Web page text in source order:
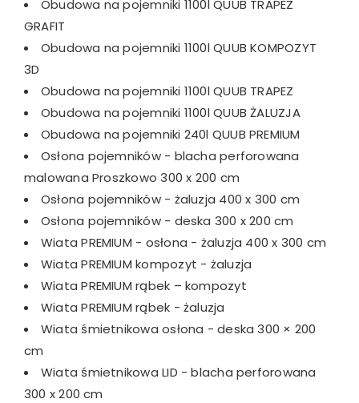
Obudowa na pojemniki 1100l QUUB TRAPEZ
GRAFIT
Obudowa na pojemniki 1100l QUUB KOMPOZYT
3D
Obudowa na pojemniki 1100l QUUB TRAPEZ
Obudowa na pojemniki 1100l QUUB ŻALUZJA
Obudowa na pojemniki 240l QUUB PREMIUM
Osłona pojemników - blacha perforowana
malowana Proszkowo 300 x 200 cm
Osłona pojemników - żaluzja 400 x 300 cm
Osłona pojemników - deska 300 x 200 cm
Wiata PREMIUM - osłona - żaluzja 400 x 300 cm
Wiata PREMIUM kompozyt - żaluzja
Wiata PREMIUM rąbek – kompozyt
Wiata PREMIUM rąbek - żaluzja
Wiata śmietnikowa osłona - deska 300 × 200
cm
Wiata śmietnikowa LID - blacha perforowana
300 x 200 cm